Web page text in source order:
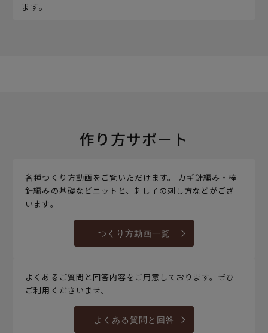
ます。
作り方サポート
各種つくり方動画をご覧いただけます。 カギ針編み・棒
針編みの基礎などニットと、刺し子の刺し方などがござ
います。
つくり方動画一覧
よくあるご質問と回答内容をご用意しております。ぜひ
ご利用くださいませ。
よくある質問と回答